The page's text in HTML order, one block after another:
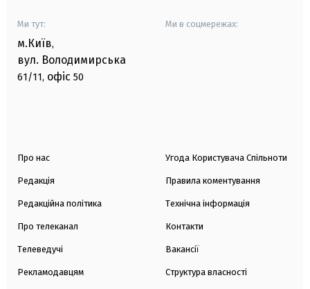
Ми тут:
м.Київ,
вул. Володимирська
61/11, офіс 50
Ми в соцмережах:
Про нас
Редакція
Редакційна політика
Про телеканал
Телеведучі
Рекламодавцям
Угода Користувача Спільноти
Правила коментування
Технічна інформація
Контакти
Вакансії
Структура власності